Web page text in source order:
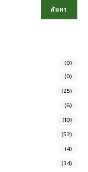
ค้นหา
(0)
(0)
(25)
(6)
(10)
(52)
(4)
(34)